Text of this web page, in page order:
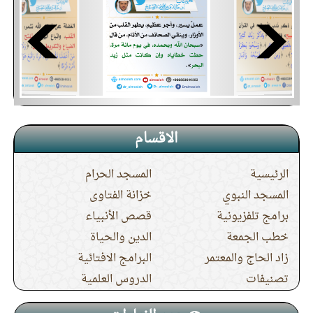
من حكم حبس المطر عن الناس
ضابط المطر الذي يبيح الجمع بين
الصلوات
نزول المطر بحكمة الله ومشيئته
في حبس المطر وإرساله رحمة
وحكمة
هل يلزم المرأة صلاة التراويح في
المسجد
هل يجوز للمعتدة الخروج لصلاة
التراويح
حكم خروج المرأة لصلاة التراويح.
( عدد المشاهدات 8476 )
الاقسام
الرئيسية
المسجد الحرام
المسجد النبوي
خزانة الفتاوى
برامج تلفزيونية
قصص الأنبياء
خطب الجمعة
الدين والحياة
زاد الحاج والمعتمر
البرامج الافتائية
تصنيفات
الدروس العلمية